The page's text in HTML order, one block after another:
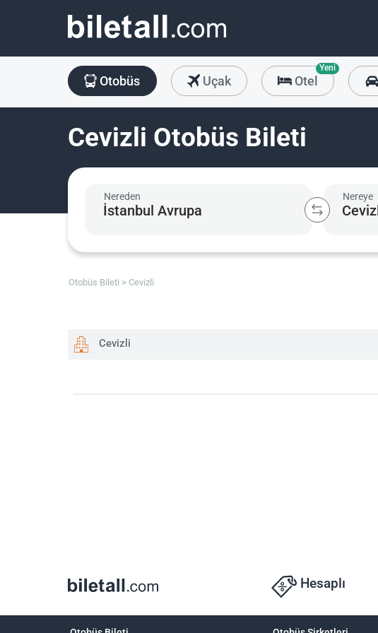
Otobüs Uçak Otel
Yeni
Cevizli Otobüs Bileti
Nereden Nereye
Otobüs Bileti Cevizli
Cevizli
Hesaplı